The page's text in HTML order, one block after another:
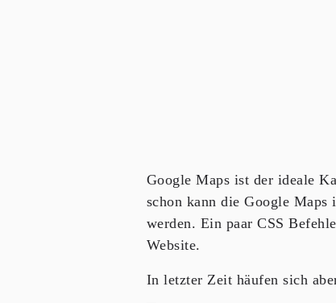
Google Maps ist der ideale
schon kann die Google
werden. Ein paar CSS
Website.
In letzter Zeit häufen sich